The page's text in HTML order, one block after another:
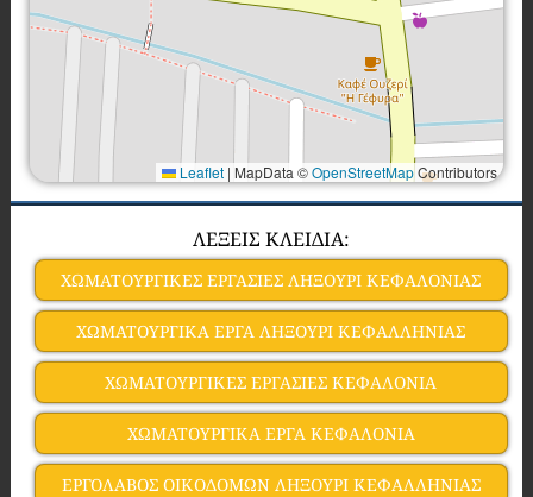
Leaflet | MapData ©OpenStreetMapContributors
ΛΕΞΕΙΣ ΚΛΕΙΔΙΑ:
ΧΩΜΑΤΟΥΡΓΙΚΕΣ ΕΡΓΑΣΙΕΣ ΛΗΞΟΥΡΙ ΚΕΦΑΛΟΝΙΑΣ
ΧΩΜΑΤΟΥΡΓΙΚΑ ΕΡΓΑ ΛΗΞΟΥΡΙ ΚΕΦΑΛΛΗΝΙΑΣ
ΧΩΜΑΤΟΥΡΓΙΚΕΣ ΕΡΓΑΣΙΕΣ ΚΕΦΑΛΟΝΙΑ
ΧΩΜΑΤΟΥΡΓΙΚΑ ΕΡΓΑ ΚΕΦΑΛΟΝΙΑ
ΕΡΓΟΛΑΒΟΣ ΟΙΚΟΔΟΜΩΝ ΛΗΞΟΥΡΙ ΚΕΦΑΛΛΗΝΙΑΣ